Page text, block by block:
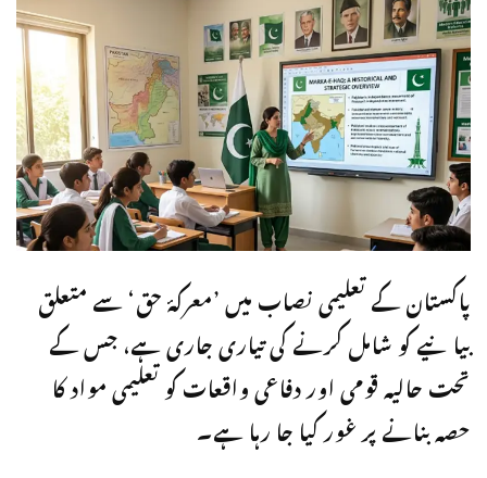
پاکستان کے تعلیمی نصاب میں ’معرکۂ حق‘ سے متعلق
بیانیے کو شامل کرنے کی تیاری جاری ہے، جس کے
تحت حالیہ قومی اور دفاعی واقعات کو تعلیمی مواد کا
حصہ بنانے پر غور کیا جا رہا ہے۔